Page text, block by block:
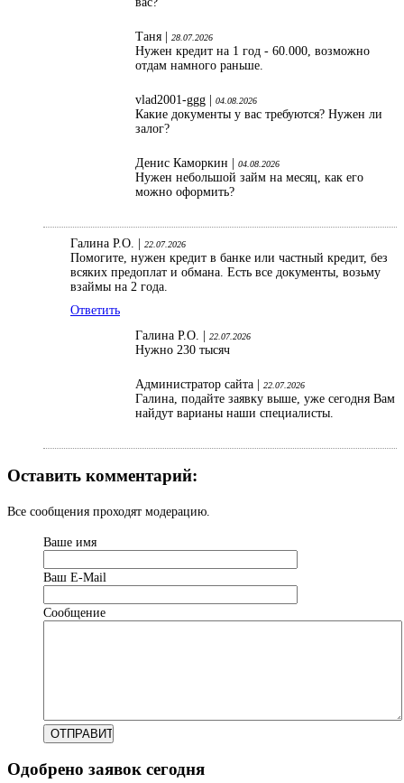
Таня | 28.07.2026
Нужен кредит на 1 год - 60.000, возможно
отдам намного раньше.
vlad2001-ggg | 04.08.2026
Какие документы у вас требуются? Нужен ли
залог?
Денис Каморкин | 04.08.2026
Нужен небольшой займ на месяц, как его
можно оформить?
Галина Р.О. | 22.07.2026
Помогите, нужен кредит в банке или частный кредит, без
всяких предоплат и обмана. Есть все документы, возьму
взаймы на 2 года.
Ответить
Галина Р.О. |
22.07.2026
Нужно 230 тысяч
Администратор сайта | 22.07.2026
Галина, подайте заявку выше, уже сегодня Вам
найдут варианы наши специалисты.
Оставить комментарий:
Все сообщения проходят модерацию.
Ваше имя
Ваш Е-Mail
Сообщение
Одобрено заявок сегодня